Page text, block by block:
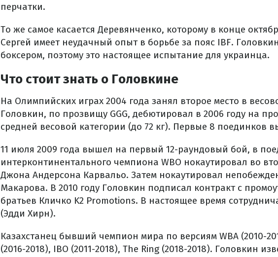
перчатки.
То же самое касается Деревянченко, которому в конце
Сергей имеет неудачный опыт в борьбе за пояс IBF.
боксером, поэтому это настоящее испытание для украинца.
Что стоит знать о Головкине
На Олимпийских играх 2004 года занял второе место в
Головкин, по прозвищу GGG, дебютировал в 2006 году на
средней весовой категории (до 72 кг). Первые 8 поединков
11 июля 2009 года вышел на первый 12-раундовый бой, в
интерконтинентального чемпиона WBO нокаутировал во
Джона Андерсона Карвальо. Затем нокаутировал
Макарова. В 2010 году Головкин подписал контракт с
братьев Кличко K2 Promotions. В настоящее время
(Эдди Хирн).
Казахстанец бывший чемпион мира по версиям WBA (2010-
(2016-2018), IBO (2011-2018), The Ring (2018-2018). Головкин